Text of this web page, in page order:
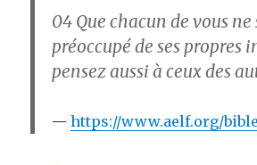
04 Que chacun de vous
préoccupé de ses propres
pensez aussi à ceux des
https://www.aelf.org/